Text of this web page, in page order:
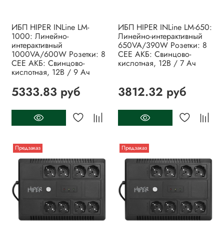
ИБП HIPER INLine LM-
1000: Линейно-
интерактивный
1000VA/600W Розетки: 8
CEE АКБ: Свинцово-
кислотная, 12В / 9 Ач
5333.83 руб
ИБП HIPER INLine LM-650:
Линейно-интерактивный
650VA/390W Розетки: 8
CEE АКБ: Свинцово-
кислотная, 12В / 7 Ач
3812.32 руб
Предзаказ Предзаказ